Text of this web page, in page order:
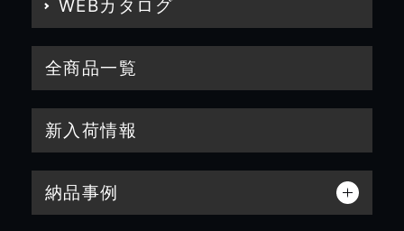
WEBカタログ
全商品一覧
新入荷情報
納品事例